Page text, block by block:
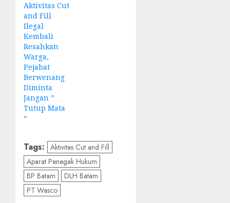
Aktivitas Cut
and Fill
Ilegal
Kembali
Resahkan
Warga,
Pejabat
Berwenang
Diminta
Jangan ”
Tutup Mata
“
Tags: Aktivitas Cut and Fill
Aparat Penegak Hukum
BP Batam
DLH Batam
PT Wasco